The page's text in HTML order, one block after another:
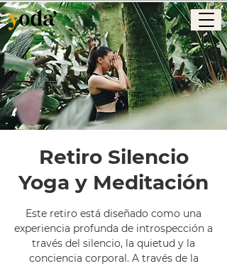
Retiro Silencio
Yoga y Meditación
Este retiro está diseñado como una
experiencia profunda de introspección a
través del silencio, la quietud y la
conciencia corporal. A través de la